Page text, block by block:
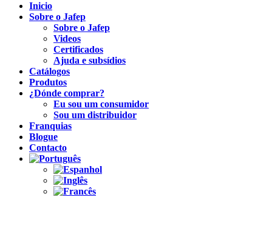
Inicio
Sobre o Jafep
Sobre o Jafep
Videos
Certificados
Ajuda e subsídios
Catálogos
Produtos
¿Dónde comprar?
Eu sou um consumidor
Sou um distribuidor
Franquias
Blogue
Contacto